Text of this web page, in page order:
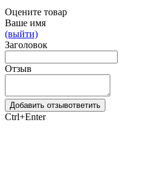
Оцените товар
Ваше имя
(выйти)
Заголовок
Отзыв
Добавить отзывответить
Ctrl+Enter